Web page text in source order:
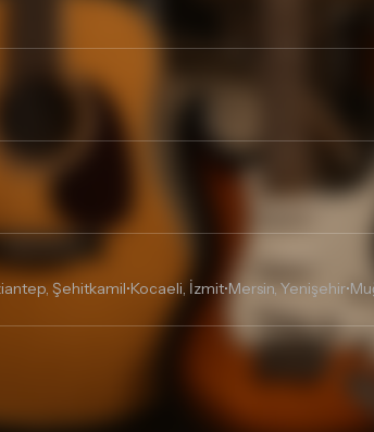
Şehitkamil•Kocaeli, İzmit•Mersin, Yenişehir•